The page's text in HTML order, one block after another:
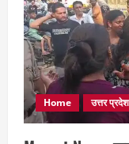
Home उत्तर प्रदेश